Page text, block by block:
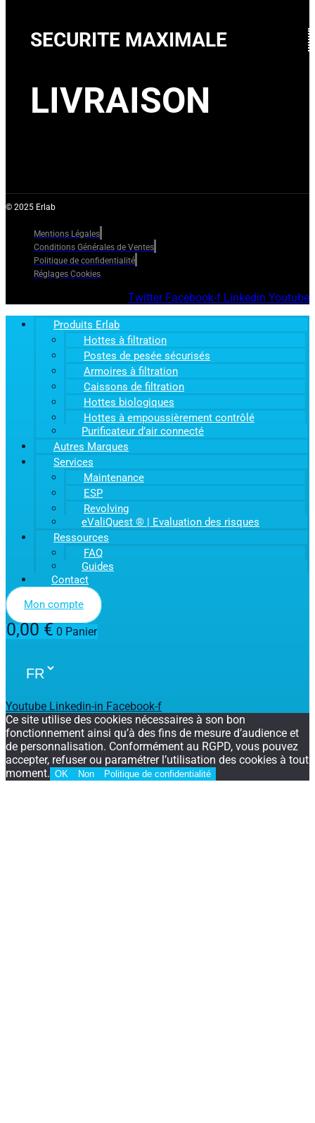
SECURITE MAXIMALE
LIVRAISON
© 2025 Erlab
Mentions Légales
Conditions Générales de Ventes
Politique de confidentialité
Réglages Cookies
Twitter Facebook-f Linkedin Youtube
Produits Erlab
Hottes à filtration
Postes de pesée sécurisés
Armoires à filtration
Caissons de filtration
Hottes biologiques
Hottes à empoussièrement contrôlé
Purificateur d’air connecté
Autres Marques
Services
Maintenance
ESP
Revolving
eValiQuest ® | Evaluation des risques
Ressources
FAQ
Guides
Contact
Mon compte
0,00€ 0 Panier
Youtube Linkedin-in Facebook-f
Ce site utilise des cookies nécessaires à son bon
fonctionnement ainsi qu’à des fins de mesure d’audience et
de personnalisation. Conformément au RGPD, vous pouvez
accepter, refuser ou paramétrer l’utilisation des cookies à tout
moment. OK Non Politique de confidentialité